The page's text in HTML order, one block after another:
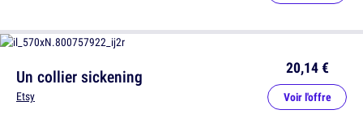
Un collier sickening
Etsy
20,14 €
Voir l'offre